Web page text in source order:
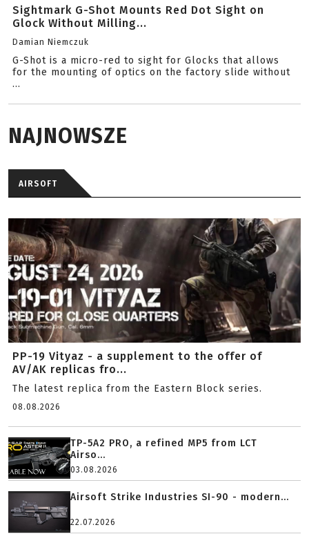
Sightmark G-Shot Mounts Red Dot Sight on
Glock Without Milling...
Damian Niemczuk
G-Shot is a micro-red to sight for Glocks that allows
for the mounting of optics on the factory slide without
...
NAJNOWSZE
AIRSOFT
PP-19 Vityaz - a supplement to the offer of
AV/AK replicas fro...
The latest replica from the Eastern Block series.
08.08.2026
TP-5A2 PRO, a refined MP5 from LCT
Airso...
03.08.2026
Airsoft Strike Industries SI-90 - modern...
22.07.2026